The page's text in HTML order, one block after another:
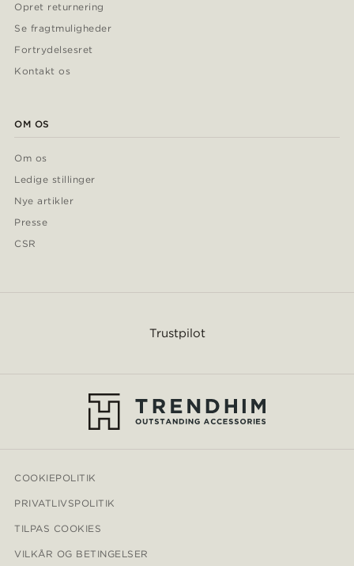
Opret returnering
Se fragtmuligheder
Fortrydelsesret
Kontakt os
OM OS
Om os
Ledige stillinger
Nye artikler
Presse
CSR
Trustpilot
COOKIEPOLITIK
PRIVATLIVSPOLITIK
TILPAS COOKIES
VILKÅR OG BETINGELSER